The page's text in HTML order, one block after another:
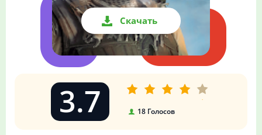
Скачать
3.7 18 Голосов